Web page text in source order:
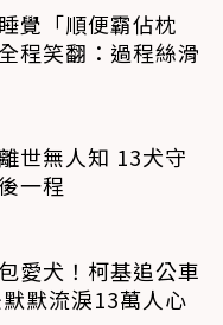
覺「順便霸佔枕
程笑翻：過程絲滑
世無人知 13犬守
一程
愛犬！柯基追公車
默流淚13萬人心